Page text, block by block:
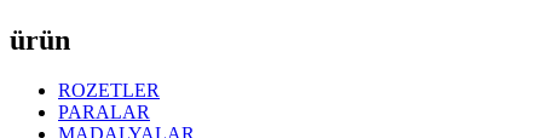
ürün
ROZETLER
PARALAR